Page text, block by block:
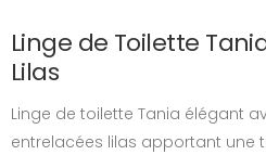
Linge de Toilette
Lilas
Linge de toilette Tania élégant
entrelacées lilas apportant une